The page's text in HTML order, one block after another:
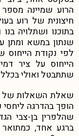
חיצונית של רוע
בתוכנו ושתלויה
שנתון במשא ומתן
לפי נקודת הייחוס
הייחוס על ציר
שתתבטל ואולי
הופך בהדרגה
שהלפרין בן-צבי
ברגע אחד,